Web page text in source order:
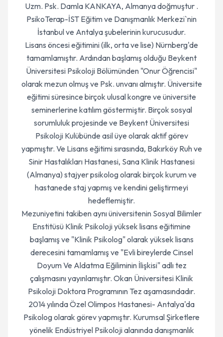
Uzm. Psk. Damla KANKAYA, Almanya doğmuştur .
PsikoTerap-İST Eğitim ve Danışmanlık Merkezi`nin
İstanbul ve Antalya şubelerinin kurucusudur.
Lisans öncesi eğitimini (ilk, orta ve lise) Nürnberg'de
tamamlamıştır. Ardından başlamış olduğu Beykent
Üniversitesi Psikoloji Bölümünden "Onur Öğrencisi"
olarak mezun olmuş ve Psk. unvanı almıştır. Üniversite
eğitimi süresince birçok ulusal kongre ve üniversite
seminerlerine katılım göstermiştir. Birçok sosyal
sorumluluk projesinde ve Beykent Üniversitesi
Psikoloji Kulübünde asil üye olarak aktif görev
yapmıştır. Ve Lisans eğitimi sırasında, Bakırköy Ruh ve
Sinir Hastalıkları Hastanesi, Sana Klinik Hastanesi
(Almanya) stajyer psikolog olarak birçok kurum ve
hastanede staj yapmış ve kendini geliştirmeyi
hedeflemiştir.
Mezuniyetini takiben aynı üniversitenin Sosyal Bilimler
Enstitüsü Klinik Psikoloji yüksek lisans eğitimine
başlamış ve "Klinik Psikolog" olarak yüksek lisans
derecesini tamamlamış ve "Evli bireylerde Cinsel
Doyum Ve Aldatma Eğiliminin İlişkisi" adlı tez
çalışmasını yayınlamıştır. Okan Üniversitesi Klinik
Psikoloji Doktora Programının Tez aşamasındadır.
2014 yılında Özel Olimpos Hastanesi- Antalya'da
Psikolog olarak görev yapmıştır. Kurumsal Şirketlere
yönelik Endüstriyel Psikoloji alanında danışmanlık